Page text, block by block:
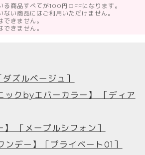
商品すべてが100円OFFになります。
い商品にはご利用いただけません。
きません。
きません。
ズルベージュ］
ックbyエバーカラー】 ［ディア
［メープルシフォン］
ンデー】［プライベート01］